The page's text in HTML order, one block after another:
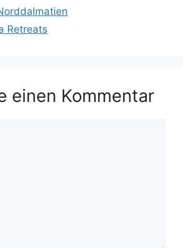
Retreats
einen Kommentar